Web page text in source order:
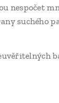
nespočet
suchého